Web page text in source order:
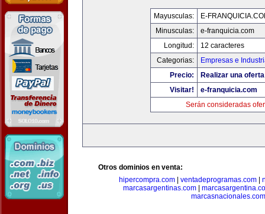
Mayusculas:
E-
Minusculas:
e-franquicia.com
Longitud:
12 caracteres
Categorias:
Empresas e
Precio:
Realizar una
Visitar!
e-franquicia.com
Serán consideradas
Otros dominios en venta:
hipercompra.com
ventadeprogramas.com
marcasargentinas.com
marcasnacionales.com